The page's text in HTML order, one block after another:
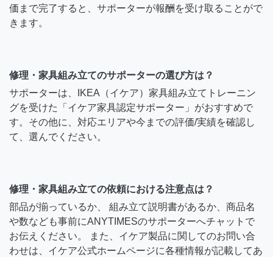
価まで完了すると、サポーターが報酬を受け取ることがで
きます。
修理・家具組み立てのサポーターの選び方は？
サポーターは、IKEA（イケア）家具組み立てトレーニン
グを受けた「イケア家具認定サポーター」がおすすめで
す。その他に、対応エリアや今までの評価/実績を確認し
て、選んでください。
修理・家具組み立ての依頼における注意点は？
部品が揃っているか、 組み立て説明書があるか、商品名
や数なども事前にANYTIMESのサポーターへチャットで
お伝えください。 また、イケア製品に関してのお問い合
わせは、イケア公式ホームページに各種情報が記載してあ